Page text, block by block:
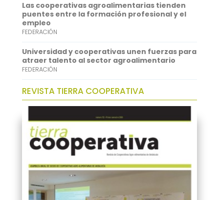
Las cooperativas agroalimentarias tienden
puentes entre la formación profesional y el
empleo
FEDERACIÓN
Universidad y cooperativas unen fuerzas para
atraer talento al sector agroalimentario
FEDERACIÓN
REVISTA TIERRA COOPERATIVA